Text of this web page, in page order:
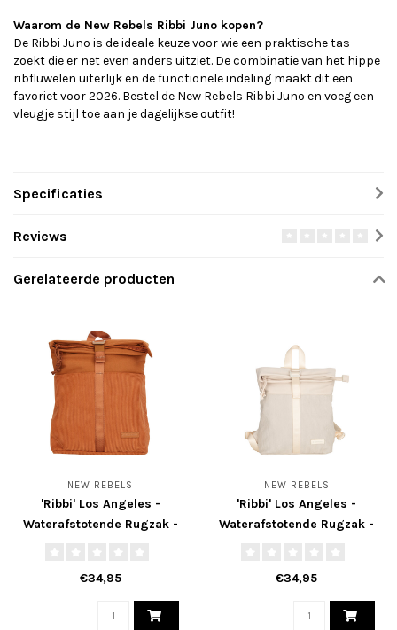
Waarom de New Rebels Ribbi Juno kopen?
De Ribbi Juno is de ideale keuze voor wie een praktische tas
zoekt die er net even anders uitziet. De combinatie van het hippe
ribfluwelen uiterlijk en de functionele indeling maakt dit een
favoriet voor 2026. Bestel de New Rebels Ribbi Juno en voeg een
vleugje stijl toe aan je dagelijkse outfit!
Specificaties
Reviews
Gerelateerde producten
NEW REBELS
'Ribbi' Los Angeles -
Waterafstotende Rugzak -
€34,95
NEW REBELS
'Ribbi' Los Angeles -
Waterafstotende Rugzak -
€34,95